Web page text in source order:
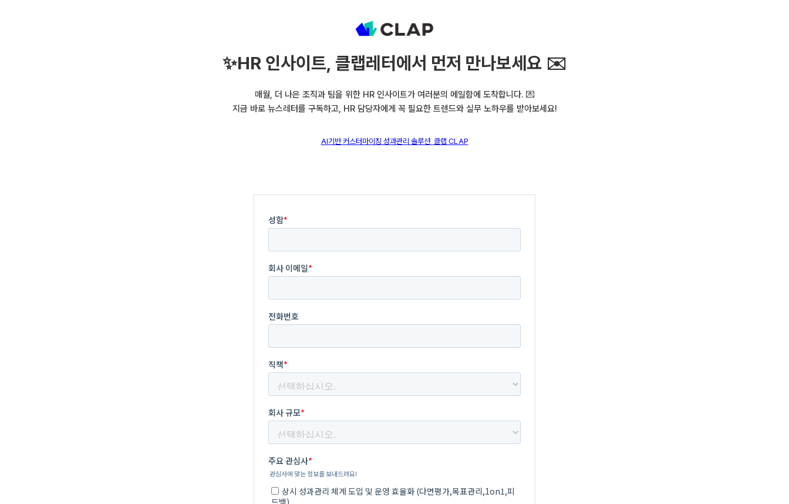
✨HR 인사이트, 클랩레터에서 먼저 만나보세요 ✉️
매월, 더 나은 조직과 팀을 위한 HR 인사이트가 여러분의 메일함에 도착합니다. 💌
지금 바로 뉴스레터를 구독하고, HR 담당자에게 꼭 필요한 트렌드와 실무 노하우를 받아보세요!
AI기반 커스터마이징 성과관리 솔루션, 클랩 CLAP